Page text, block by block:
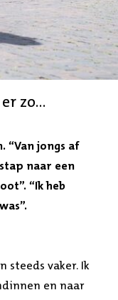
zo...
“Van jongs af
naar een
“Ik heb
steeds vaker. Ik
en naar